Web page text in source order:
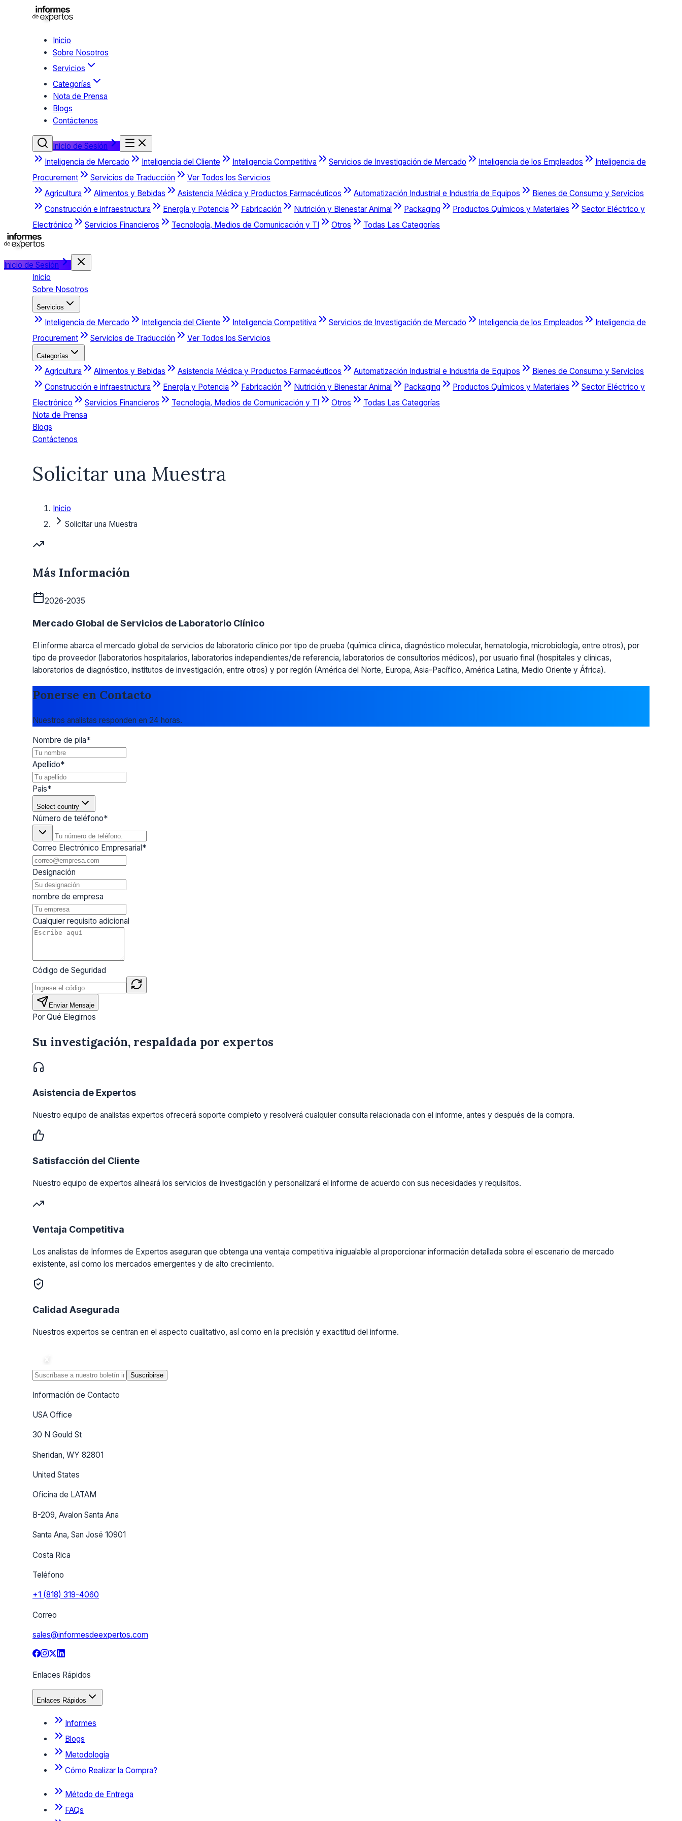
Inicio
Sobre Nosotros
Servicios
Categorías
Nota de Prensa
Blogs
Contáctenos
Inicio de Sesión
Inteligencia de Mercado
Inteligencia del Cliente Inteligencia Competitiva Servicios de Investigación de Mercado Inteligencia de los Empleados
Inteligencia de
Procurement
Servicios de Traducción
Ver Todos los Servicios
Agricultura
Alimentos y Bebidas Asistencia Médica y Productos Farmacéuticos Automatización Industrial e Industria de Equipos
Bienes de Consumo y Servicios
Construcción e infraestructura
Energía y Potencia Fabricación Nutrición y Bienestar Animal Packaging Productos Químicos y Materiales
Sector Eléctrico y
Electrónico
Servicios Financieros Tecnología, Medios de Comunicación y TI Otros Todas Las Categorías
Inicio de Sesión
Inicio
Sobre Nosotros
Servicios
Inteligencia de Mercado Inteligencia del Cliente Inteligencia Competitiva Servicios de Investigación de Mercado Inteligencia de los Empleados
Inteligencia de
Procurement
Servicios de Traducción Ver Todos los Servicios
Categorías
Agricultura Alimentos y Bebidas Asistencia Médica y Productos Farmacéuticos Automatización Industrial e Industria de Equipos
Bienes de Consumo y Servicios
Construcción e infraestructura
Energía y Potencia Fabricación Nutrición y Bienestar Animal Packaging Productos Químicos y Materiales
Sector Eléctrico y
Electrónico
Servicios Financieros Tecnología, Medios de Comunicación y TI Otros
Todas Las Categorías
Nota de Prensa
Blogs
Contáctenos
Solicitar una Muestra
Inicio
Solicitar una Muestra
Más Información
2026-2035
Mercado Global de Servicios de Laboratorio Clínico
El informe abarca el mercado global de servicios de laboratorio clínico por tipo de prueba (química clínica, diagnóstico molecular, hematología, microbiología, entre otros), por
tipo de proveedor (laboratorios hospitalarios, laboratorios independientes/de referencia, laboratorios de consultorios médicos), por usuario final (hospitales y clínicas,
laboratorios de diagnóstico, institutos de investigación, entre otros) y por región (América del Norte, Europa, Asia-Pacífico, América Latina, Medio Oriente y África).
Ponerse en Contacto
Nuestros analistas responden en 24 horas.
Nombre de pila*
Apellido*
País*
Select country
Número de teléfono*
Correo Electrónico Empresarial*
Designación
nombre de empresa
Cualquier requisito adicional
Código de Seguridad
Enviar Mensaje
Por Qué Elegirnos
Su investigación, respaldada por expertos
Asistencia de Expertos
Nuestro equipo de analistas expertos ofrecerá soporte completo y resolverá cualquier consulta relacionada con el informe, antes y después de la compra.
Satisfacción del Cliente
Nuestro equipo de expertos alineará los servicios de investigación y personalizará el informe de acuerdo con sus necesidades y requisitos.
Ventaja Competitiva
Los analistas de Informes de Expertos aseguran que obtenga una ventaja competitiva inigualable al proporcionar información detallada sobre el escenario de mercado
existente, así como los mercados emergentes y de alto crecimiento.
Calidad Asegurada
Nuestros expertos se centran en el aspecto cualitativo, así como en la precisión y exactitud del informe.
Suscribirse
Información de Contacto
USA Office
30 N Gould St
Sheridan, WY 82801
United States
Oficina de LATAM
B-209, Avalon Santa Ana
Santa Ana, San José 10901
Costa Rica
Teléfono
+1 (818) 319-4060
Correo
sales@informesdeexpertos.com
Enlaces Rápidos
Enlaces Rápidos
Informes
Blogs
Metodología
Cómo Realizar la Compra?
Método de Entrega
FAQs